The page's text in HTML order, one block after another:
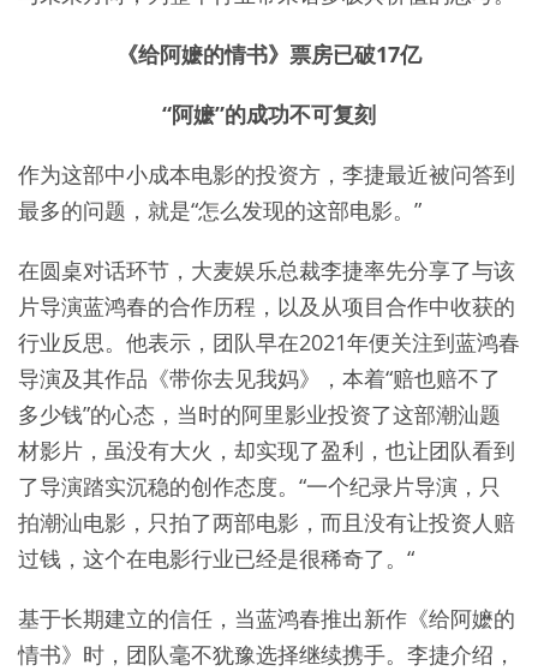
《给阿嬷的情书》票房已破17亿
“阿嬷”的成功不可复刻
作为这部中小成本电影的投资方，李捷最近被问答到
最多的问题，就是“怎么发现的这部电影。”
在圆桌对话环节，大麦娱乐总裁李捷率先分享了与该
片导演蓝鸿春的合作历程，以及从项目合作中收获的
行业反思。他表示，团队早在2021年便关注到蓝鸿春
导演及其作品《带你去见我妈》，本着“赔也赔不了
多少钱”的心态，当时的阿里影业投资了这部潮汕题
材影片，虽没有大火，却实现了盈利，也让团队看到
了导演踏实沉稳的创作态度。“一个纪录片导演，只
拍潮汕电影，只拍了两部电影，而且没有让投资人赔
过钱，这个在电影行业已经是很稀奇了。“
基于长期建立的信任，当蓝鸿春推出新作《给阿嬷的
情书》时，团队毫不犹豫选择继续携手。李捷介绍，